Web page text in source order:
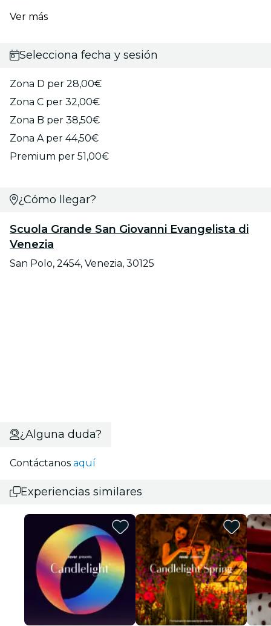
Ver más
Selecciona fecha y sesión
Zona D per 28,00€
Zona C per 32,00€
Zona B per 38,50€
Zona A per 44,50€
Premium per 51,00€
¿Cómo llegar?
Scuola Grande San Giovanni Evangelista di
Venezia
San Polo, 2454, Venezia, 30125
¿Alguna duda?
Contáctanos aquí
Experiencias similares